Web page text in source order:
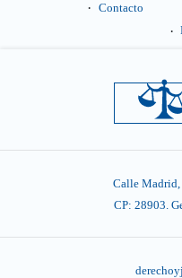
Contacto
Calle Madrid,
CP: 28903.